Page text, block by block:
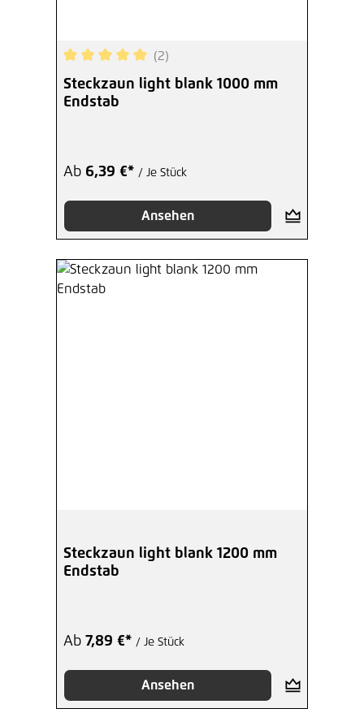
Durchschnittliche Bewertung von 5 von 5
(2)
Steckzaun light blank 1000 mm
Endstab
Ab 6,39 €* / Je Stück
Ansehen
Steckzaun light blank 1200 mm
Endstab
Ab 7,89 €* / Je Stück
Ansehen